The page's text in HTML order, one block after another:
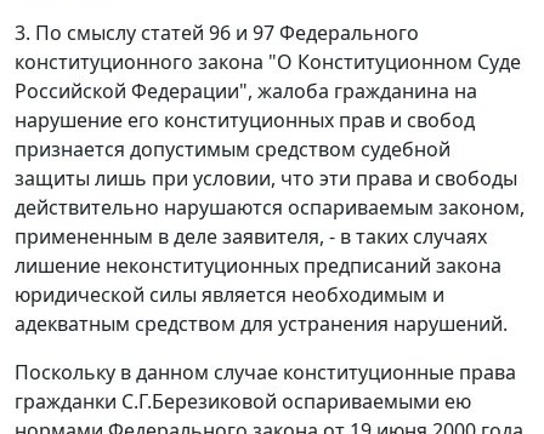
3. По смыслу статей 96 и 97Федерального
конституционного закона "О Конституционном Суде
Российской Федерации", жалоба гражданина на
нарушение его конституционных прав и свобод
признается допустимым средством судебной
защиты лишь при условии, что эти права и свободы
действительно нарушаются оспариваемым законом,
примененным в деле заявителя, - в таких случаях
лишение неконституционных предписаний закона
юридической силы является необходимым и
адекватным средством для устранения нарушений.
Поскольку в данном случае конституционные права
гражданки С.Г.Березиковой оспариваемыми ею